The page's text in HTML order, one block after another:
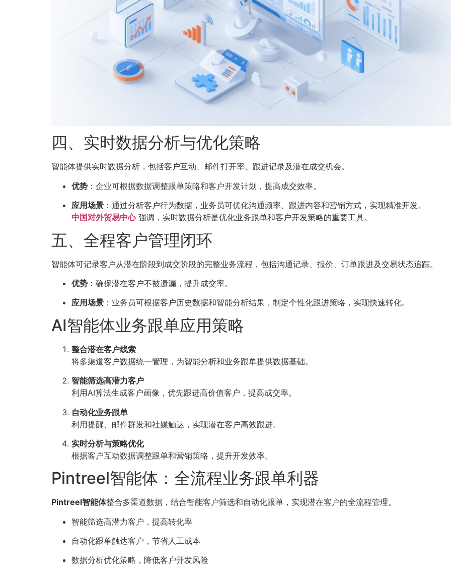
四、实时数据分析与优化策略
智能体提供实时数据分析，包括客户互动、邮件打开率、跟进记录及潜在成交机会。
优势 ：企业可根据数据调整跟单策略和客户开发计划，提高成交效率。
应用场景 ：通过分析客户行为数据，业务员可优化沟通频率、跟进内容和营销方式，实现精准开发。
中国对外贸易中心 强调，实时数据分析是优化业务跟单和客户开发策略的重要工具。
五、全程客户管理闭环
智能体可记录客户从潜在阶段到成交阶段的完整业务流程，包括沟通记录、报价、订单跟进及交易状态追踪。
优势 ：确保潜在客户不被遗漏，提升成交率。
应用场景 ：业务员可根据客户历史数据和智能分析结果，制定个性化跟进策略，实现快速转化。
AI智能体业务跟单应用策略
整合潜在客户线索
将多渠道客户数据统一管理，为智能分析和业务跟单提供数据基础。
智能筛选高潜力客户
利用AI算法生成客户画像，优先跟进高价值客户，提高成交率。
自动化业务跟单
利用提醒、邮件群发和社媒触达，实现潜在客户高效跟进。
实时分析与策略优化
根据客户互动数据调整跟单和营销策略，提升开发效率。
Pintreel智能体：全流程业务跟单利器
Pintreel智能体整合多渠道数据，结合智能客户筛选和自动化跟单，实现潜在客户的全流程管理。
智能筛选高潜力客户，提高转化率
自动化跟单触达客户，节省人工成本
数据分析优化策略，降低客户开发风险